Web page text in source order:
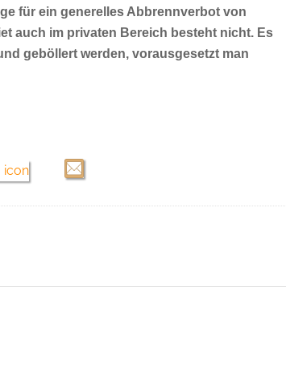
für ein generelles Abbrennverbot von
auch im privaten Bereich besteht nicht. Es
geböllert werden, vorausgesetzt man